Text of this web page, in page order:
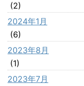
(2)
2024年1月
(6)
2023年8月
(1)
2023年7月